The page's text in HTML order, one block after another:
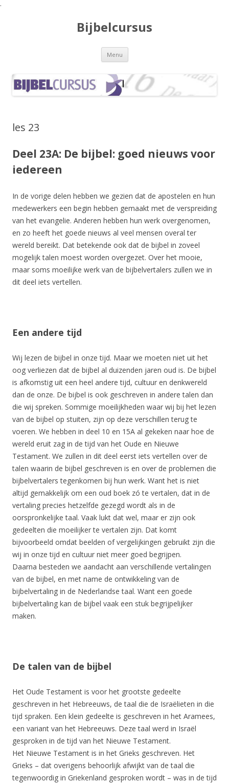
.
Bijbelcursus
Menu Spring naar de inhoud
les 23
Deel 23A: De bijbel: goed nieuws voor
iedereen
In de vorige delen hebben we gezien dat de apostelen en hun
medewerkers een begin hebben gemaakt met de verspreiding
van het evangelie. Anderen hebben hun werk overgenomen,
en zo heeft het goede nieuws al veel mensen overal ter
wereld bereikt. Dat betekende ook dat de bijbel in zoveel
mogelijk talen moest worden overgezet. Over het mooie,
maar soms moeilijke werk van de bijbelvertalers zullen we in
dit deel iets vertellen.
Een andere tijd
Wij lezen de bijbel in onze tijd. Maar we moeten niet uit het
oog verliezen dat de bijbel al duizenden jaren oud is. De bijbel
is afkomstig uit een heel andere tijd, cultuur en denkwereld
dan de onze. De bijbel is ook geschreven in andere talen dan
die wij spreken. Sommige moeilijkheden waar wij bij het lezen
van de bijbel op stuiten, zijn op deze verschillen terug te
voeren. We hebben in deel 10 en 15A al gekeken naar hoe de
wereld eruit zag in de tijd van het Oude en Nieuwe
Testament. We zullen in dit deel eerst iets vertellen over de
talen waarin de bijbel geschreven is en over de problemen die
bijbelvertalers tegenkomen bij hun werk. Want het is niet
altijd gemakkelijk om een oud boek zó te vertalen, dat in de
vertaling precies hetzelfde gezegd wordt als in de
oorspronkelijke taal. Vaak lukt dat wel, maar er zijn ook
gedeelten die moeilijker te vertalen zijn. Dat komt
bijvoorbeeld omdat beelden of vergelijkingen gebruikt zijn die
wij in onze tijd en cultuur niet meer goed begrijpen.
Daarna besteden we aandacht aan verschillende vertalingen
van de bijbel, en met name de ontwikkeling van de
bijbelvertaling in de Nederlandse taal. Want een goede
bijbelvertaling kan de bijbel vaak een stuk begrijpelijker
maken.
De talen van de bijbel
Het Oude Testament is voor het grootste gedeelte
geschreven in het Hebreeuws, de taal die de Israëlieten in die
tijd spraken. Een klein gedeelte is geschreven in het Aramees,
een variant van het Hebreeuws. Deze taal werd in Israël
gesproken in de tijd van het Nieuwe Testament.
Het Nieuwe Testament is in het Grieks geschreven. Het
Grieks – dat overigens behoorlijk afwijkt van de taal die
tegenwoordig in Griekenland gesproken wordt – was in de tijd